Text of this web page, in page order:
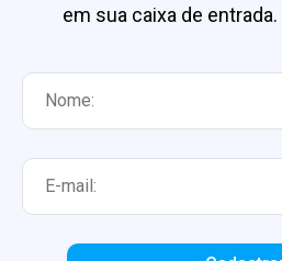
em sua caixa de entrada.